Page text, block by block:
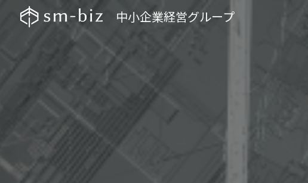
中小企業経営グループ